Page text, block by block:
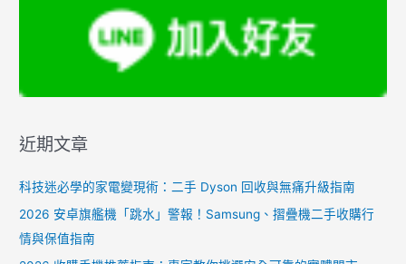
近期文章
科技迷必學的家電變現術：二手 Dyson 回收與無痛升級指南
2026 安卓旗艦機「跳水」警報！Samsung、摺疊機二手收購行
情與保值指南